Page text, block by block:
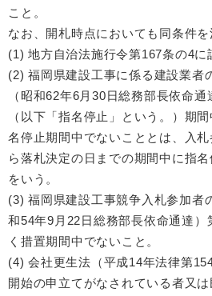
こと。
なお、開札時点においても同条件を
(1) 地方自治法施行令第167条の4に
(2) 福岡県建設工事に係る建設業者
（昭和62年6月30日総務部長依命
（以下「指名停止」という。）期
名停止期間中でないこととは、入
ら落札決定の日までの期間中に指
をいう。
(3) 福岡県建設工事競争入札参加者
和54年9月22日総務部長依命通達
く措置期間中でないこと。
(4) 会社更生法（平成14年法律第
開始の申立てがなされている者又